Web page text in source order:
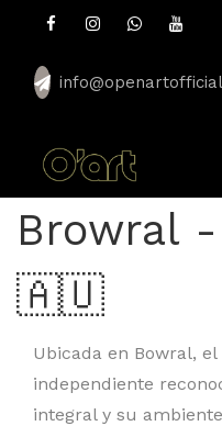
Browral
🇦🇺
Ubicada en Bowral,
independiente
integral y su